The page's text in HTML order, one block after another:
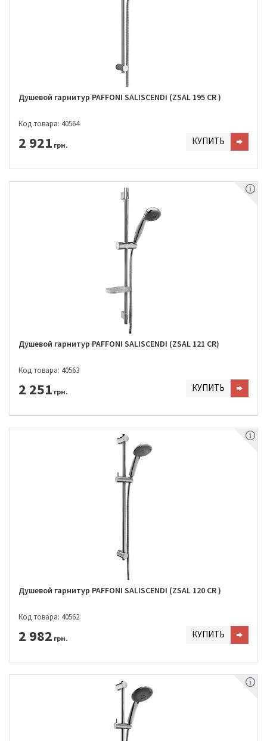
Душевой гарнитур PAFFONI SALISCENDI (ZSAL 195 CR )
Код товара: 40564
2 921 грн. КУПИТЬ
Душевой гарнитур PAFFONI SALISCENDI (ZSAL 121 CR)
Код товара: 40563
2 251 грн. КУПИТЬ
Душевой гарнитур PAFFONI SALISCENDI (ZSAL 120 CR )
Код товара: 40562
2 982 грн. КУПИТЬ